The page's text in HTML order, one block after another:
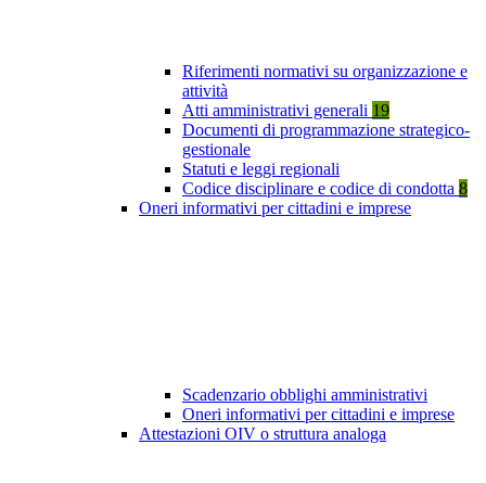
Riferimenti normativi su organizzazione e
attività
Atti amministrativi generali 19
Documenti di programmazione strategico-
gestionale
Statuti e leggi regionali
Codice disciplinare e codice di condotta 8
Oneri informativi per cittadini e imprese
Scadenzario obblighi amministrativi
Oneri informativi per cittadini e imprese
Attestazioni OIV o struttura analoga